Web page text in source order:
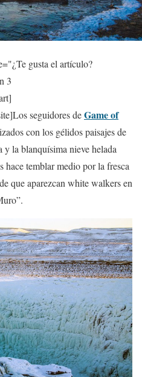
gusta el artículo?
3
seguidores deGame of
con los gélidos paisajes de
la blanquísima nieve helada
hace temblar medio por la fresca
que aparezcan white walkers en